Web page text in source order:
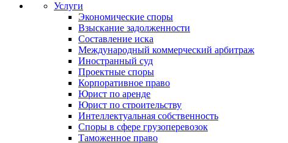
Услуги
Экономические споры
Взыскание задолженности
Составление иска
Международный коммерческий арбитраж
Иностранный суд
Проектные споры
Корпоративное право
Юрист по аренде
Юрист по строительству
Интеллектуальная собственность
Споры в сфере грузоперевозок
Таможенное право